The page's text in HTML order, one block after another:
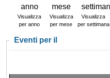
Visualizza
per anno
Visualizza
per mese
Visualizza
per settimana
Eventi per il